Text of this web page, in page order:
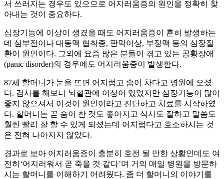
서 쓰러지는 경우도 있으므로 어지러움증의 원인을 정확히 찾
아내는 것이 중요하다.
심장기능에 이상이 생겼을 때도 어지러움증이 흔히 발생하는
데 심부전이나 대동맥 협착증, 판막이상, 부정맥 등의 심장질
환이 원인이다. 그외에 요즘 많은 분들이 겪고 있는 공황장애
(panic disorder)의 경우에도 어지러움증이 발생한다.
87세 할머니가 눈을 뜨면 어지럽고 숨이 차다고 병원에 오셨
다. 검사를 해보니 뇌혈관에 이상이 있었지만 심장기능이 많이
좋지 않으셔서 이것이 원인이라고 진단하고 치료를 시작하였
다. 할머니는 곧 숨이 찬 것도 좋아지고 식사도 잘하고 말씀도
훨씬 빨리 잘 할 수 있게 되셨는데 어지럽다고 호소하시는 것
은 전혀 나아지지 않았다.
경과로 보아 어지러움증이 충분히 호전 될 만한 상황인데도 여
전히‘어지러워서 곧 죽을 것 같다’며 거의 매일 병원을 방문하
시는 할머니를 이해하기 어려웠다. 좀 더 할머니의 이야기를